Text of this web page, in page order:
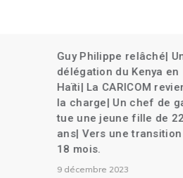
Guy Philippe relâché| Une
délégation du Kenya en
Haïti| La CARICOM revient à
la charge| Un chef de gang
tue une jeune fille de 22
ans| Vers une transition de
9 décembre 2023